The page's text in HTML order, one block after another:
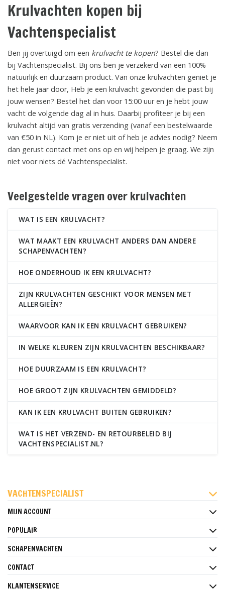
Krulvachten kopen bij
Vachtenspecialist
Ben jij overtuigd om een krulvacht te kopen? Bestel die dan
bij Vachtenspecialist. Bij ons ben je verzekerd van een 100%
natuurlijk en duurzaam product. Van onze krulvachten geniet je
het hele jaar door, Heb je een krulvacht gevonden die past bij
jouw wensen? Bestel het dan voor 15:00 uur en je hebt jouw
vacht de volgende dag al in huis. Daarbij profiteer je bij een
krulvacht altijd van gratis verzending (vanaf een bestelwaarde
van €50 in NL). Kom je er niet uit of heb je advies nodig? Neem
dan gerust contact met ons op en wij helpen je graag. We zijn
niet voor niets dé Vachtenspecialist.
Veelgestelde vragen over krulvachten
WAT IS EEN KRULVACHT?
WAT MAAKT EEN KRULVACHT ANDERS DAN ANDERE
SCHAPENVACHTEN?
HOE ONDERHOUD IK EEN KRULVACHT?
ZIJN KRULVACHTEN GESCHIKT VOOR MENSEN MET
ALLERGIEËN?
WAARVOOR KAN IK EEN KRULVACHT GEBRUIKEN?
IN WELKE KLEUREN ZIJN KRULVACHTEN BESCHIKBAAR?
HOE DUURZAAM IS EEN KRULVACHT?
HOE GROOT ZIJN KRULVACHTEN GEMIDDELD?
KAN IK EEN KRULVACHT BUITEN GEBRUIKEN?
WAT IS HET VERZEND- EN RETOURBELEID BIJ
VACHTENSPECIALIST.NL?
VACHTENSPECIALIST
MIJN ACCOUNT
POPULAIR
SCHAPENVACHTEN
CONTACT
KLANTENSERVICE